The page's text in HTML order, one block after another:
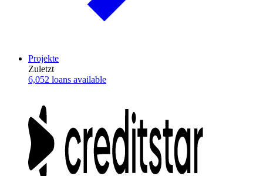
Projekte
Zuletzt
6,052 loans available